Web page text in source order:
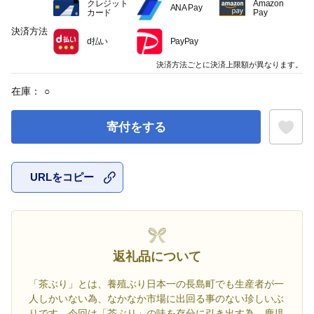
在庫： ○
寄付をする
URLをコピー
返礼品について
「茶ぶり」とは、養殖ぶり日本一の長島町でも生産者が一
人しかいない為、なかなか市場に出回る事のない珍しいぶ
決済方法
クレジット
カード
ANA Pay
Amazon
Pay
d払い PayPay
決済方法ごとに決済上限額が異なります。